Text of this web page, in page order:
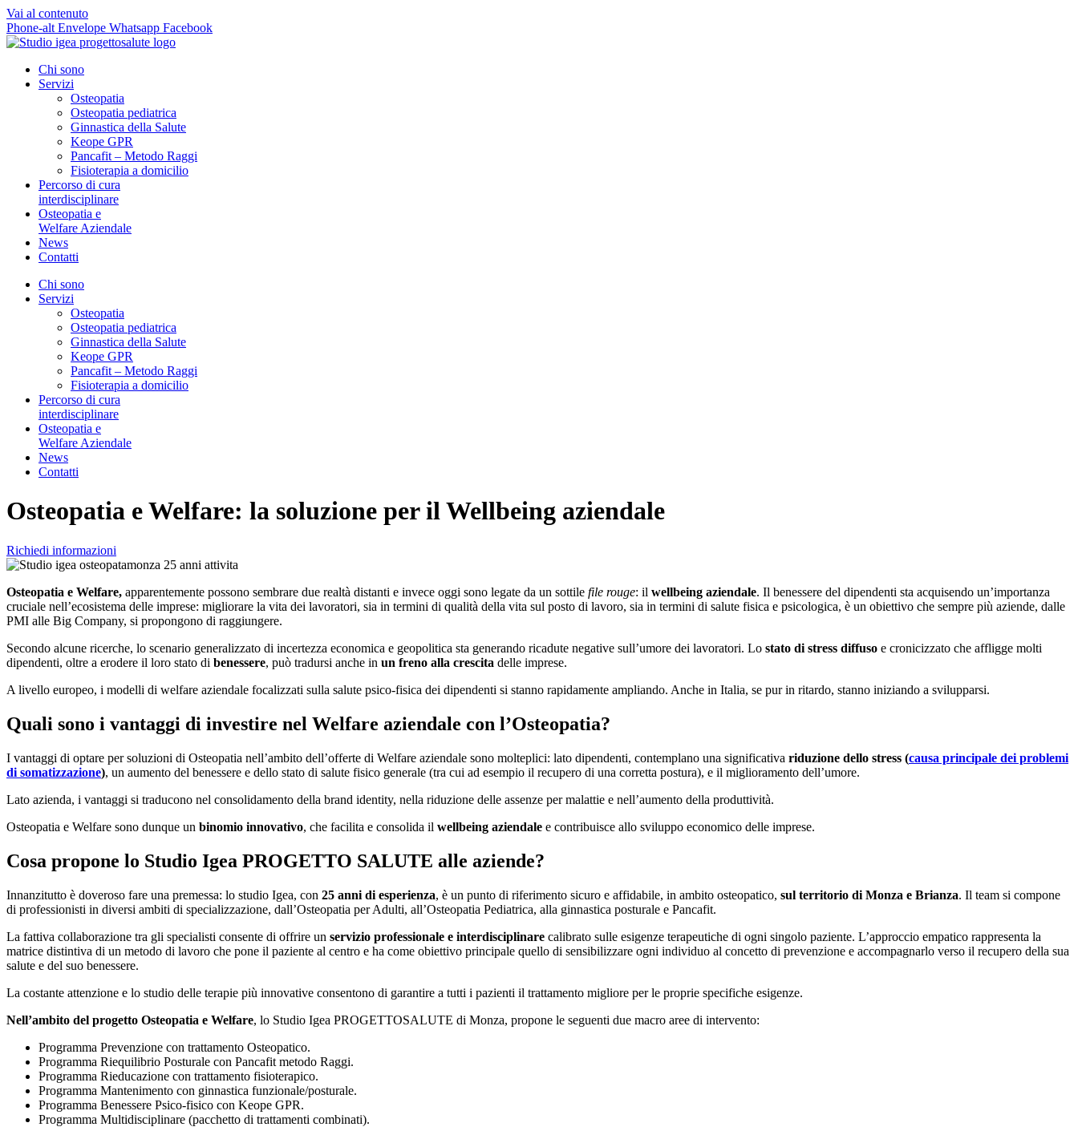
Vai al contenuto
Phone-alt Envelope Whatsapp Facebook
Chi sono
Servizi
Osteopatia
Osteopatia pediatrica
Ginnastica della Salute
Keope GPR
Pancafit – Metodo Raggi
Fisioterapia a domicilio
Percorso di cura
interdisciplinare
Osteopatia e
Welfare Aziendale
News
Contatti
Chi sono
Servizi
Osteopatia
Osteopatia pediatrica
Ginnastica della Salute
Keope GPR
Pancafit – Metodo Raggi
Fisioterapia a domicilio
Percorso di cura
interdisciplinare
Osteopatia e
Welfare Aziendale
News
Contatti
Osteopatia e Welfare: la soluzione per il Wellbeing aziendale
Richiedi informazioni
Osteopatia e Welfare, apparentemente possono sembrare due realtà distanti e invece oggi sono legate da un sottile file rouge: il wellbeing aziendale. Il benessere del dipendenti sta acquisendo un’importanza
cruciale nell’ecosistema delle imprese: migliorare la vita dei lavoratori, sia in termini di qualità della vita sul posto di lavoro, sia in termini di salute fisica e psicologica, è un obiettivo che sempre più aziende, dalle
PMI alle Big Company, si propongono di raggiungere.
Secondo alcune ricerche, lo scenario generalizzato di incertezza economica e geopolitica sta generando ricadute negative sull’umore dei lavoratori. Lo stato di stress diffuso e cronicizzato che affligge molti
dipendenti, oltre a erodere il loro stato di benessere, può tradursi anche in un freno alla crescita delle imprese.
A livello europeo, i modelli di welfare aziendale focalizzati sulla salute psico-fisica dei dipendenti si stanno rapidamente ampliando. Anche in Italia, se pur in ritardo, stanno iniziando a svilupparsi.
Quali sono i vantaggi di investire nel Welfare aziendale con l’Osteopatia?
I vantaggi di optare per soluzioni di Osteopatia nell’ambito dell’offerte di Welfare aziendale sono molteplici: lato dipendenti, contemplano una significativa riduzione dello stress (causa principale dei problemi
di somatizzazione), un aumento del benessere e dello stato di salute fisico generale (tra cui ad esempio il recupero di una corretta postura), e il miglioramento dell’umore.
Lato azienda, i vantaggi si traducono nel consolidamento della brand identity, nella riduzione delle assenze per malattie e nell’aumento della produttività.
Osteopatia e Welfare sono dunque un binomio innovativo, che facilita e consolida il wellbeing aziendale e contribuisce allo sviluppo economico delle imprese.
Cosa propone lo Studio Igea PROGETTO SALUTE alle aziende?
Innanzitutto è doveroso fare una premessa: lo studio Igea, con 25 anni di esperienza, è un punto di riferimento sicuro e affidabile, in ambito osteopatico, sul territorio di Monza e Brianza. Il team si compone
di professionisti in diversi ambiti di specializzazione, dall’Osteopatia per Adulti, all’Osteopatia Pediatrica, alla ginnastica posturale e Pancafit.
La fattiva collaborazione tra gli specialisti consente di offrire un servizio professionale e interdisciplinare calibrato sulle esigenze terapeutiche di ogni singolo paziente. L’approccio empatico rappresenta la
matrice distintiva di un metodo di lavoro che pone il paziente al centro e ha come obiettivo principale quello di sensibilizzare ogni individuo al concetto di prevenzione e accompagnarlo verso il recupero della sua
salute e del suo benessere.
La costante attenzione e lo studio delle terapie più innovative consentono di garantire a tutti i pazienti il trattamento migliore per le proprie specifiche esigenze.
Nell’ambito del progetto Osteopatia e Welfare, lo Studio Igea PROGETTOSALUTE di Monza, propone le seguenti due macro aree di intervento:
Programma Prevenzione con trattamento Osteopatico.
Programma Riequilibrio Posturale con Pancafit metodo Raggi.
Programma Rieducazione con trattamento fisioterapico.
Programma Mantenimento con ginnastica funzionale/posturale.
Programma Benessere Psico-fisico con Keope GPR.
Programma Multidisciplinare (pacchetto di trattamenti combinati).